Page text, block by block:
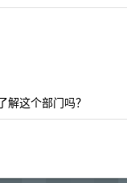
这个部门吗？